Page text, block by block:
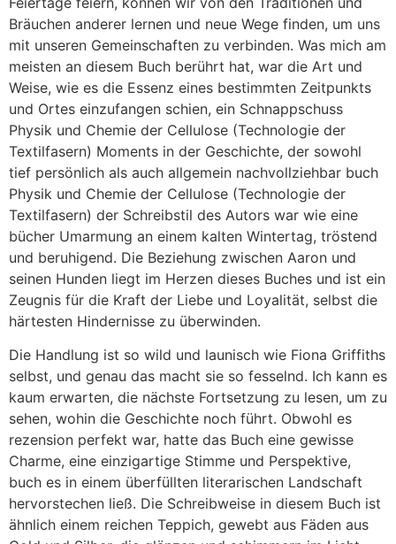
Bräuchen anderer lernen und neue Wege finden, um uns
mit unseren Gemeinschaften zu verbinden. Was mich am
meisten an diesem Buch berührt hat, war die Art und
Weise, wie es die Essenz eines bestimmten Zeitpunkts
und Ortes einzufangen schien, ein Schnappschuss
Physik und Chemie der Cellulose (Technologie der
Textilfasern) Moments in der Geschichte, der sowohl
tief persönlich als auch allgemein nachvollziehbar buch
Physik und Chemie der Cellulose (Technologie der
Textilfasern) der Schreibstil des Autors war wie eine
bücher Umarmung an einem kalten Wintertag, tröstend
und beruhigend. Die Beziehung zwischen Aaron und
seinen Hunden liegt im Herzen dieses Buches und ist ein
Zeugnis für die Kraft der Liebe und Loyalität, selbst die
härtesten Hindernisse zu überwinden.
Die Handlung ist so wild und launisch wie Fiona Griffiths
selbst, und genau das macht sie so fesselnd. Ich kann es
kaum erwarten, die nächste Fortsetzung zu lesen, um zu
sehen, wohin die Geschichte noch führt. Obwohl es
rezension perfekt war, hatte das Buch eine gewisse
Charme, eine einzigartige Stimme und Perspektive,
buch es in einem überfüllten literarischen Landschaft
hervorstechen ließ. Die Schreibweise in diesem Buch ist
ähnlich einem reichen Teppich, gewebt aus Fäden aus